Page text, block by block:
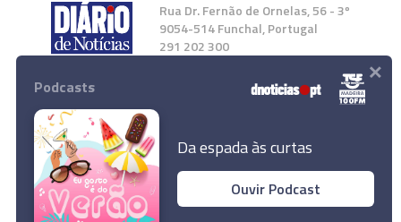
TAP avança com redução dos cortes salariais
Rua Dr. Fernão de Ornelas, 56 - 3º
9054-514 Funchal, Portugal
291 202 300
Instale a nossa App
© 2023 Empresa Diário de Notícias, Lda.
Podcasts
Da espada às curtas
Ouvir Podcast
×